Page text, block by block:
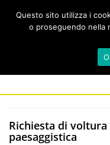
Richiesta di
paesaggistica
Questo sito utilizza i
o proseguendo nella